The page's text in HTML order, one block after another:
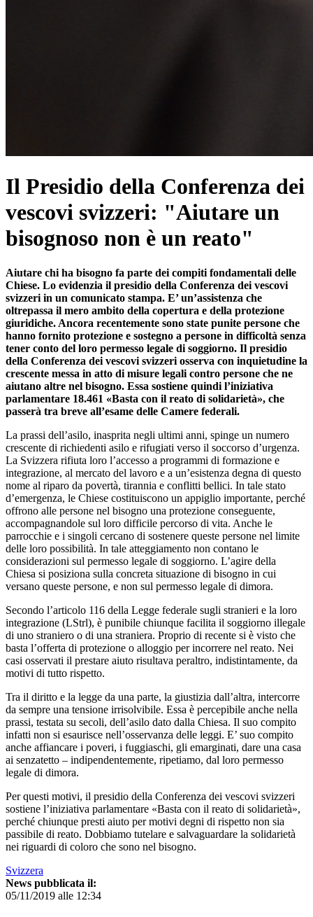
Il Presidio della Conferenza dei
vescovi svizzeri: "Aiutare un
bisognoso non è un reato"
Aiutare chi ha bisogno fa parte dei compiti fondamentali delle
Chiese. Lo evidenzia il presidio della Conferenza dei vescovi
svizzeri in un comunicato stampa. E’ un’assistenza che
oltrepassa il mero ambito della copertura e della protezione
giuridiche. Ancora recentemente sono state punite persone che
hanno fornito protezione e sostegno a persone in difficoltà senza
tener conto del loro permesso legale di soggiorno. Il presidio
della Conferenza dei vescovi svizzeri osserva con inquietudine la
crescente messa in atto di misure legali contro persone che ne
aiutano altre nel bisogno. Essa sostiene quindi l’iniziativa
parlamentare 18.461 «Basta con il reato di solidarietà», che
passerà tra breve all’esame delle Camere federali.
La prassi dell’asilo, inasprita negli ultimi anni, spinge un numero
crescente di richiedenti asilo e rifugiati verso il soccorso d’urgenza.
La Svizzera rifiuta loro l’accesso a programmi di formazione e
integrazione, al mercato del lavoro e a un’esistenza degna di questo
nome al riparo da povertà, tirannia e conflitti bellici. In tale stato
d’emergenza, le Chiese costituiscono un appiglio importante, perché
offrono alle persone nel bisogno una protezione conseguente,
accompagnandole sul loro difficile percorso di vita. Anche le
parrocchie e i singoli cercano di sostenere queste persone nel limite
delle loro possibilità. In tale atteggiamento non contano le
considerazioni sul permesso legale di soggiorno. L’agire della
Chiesa si posiziona sulla concreta situazione di bisogno in cui
versano queste persone, e non sul permesso legale di dimora.
Secondo l’articolo 116 della Legge federale sugli stranieri e la loro
integrazione (LStrl), è punibile chiunque facilita il soggiorno illegale
di uno straniero o di una straniera. Proprio di recente si è visto che
basta l’offerta di protezione o alloggio per incorrere nel reato. Nei
casi osservati il prestare aiuto risultava peraltro, indistintamente, da
motivi di tutto rispetto.
Tra il diritto e la legge da una parte, la giustizia dall’altra, intercorre
da sempre una tensione irrisolvibile. Essa è percepibile anche nella
prassi, testata su secoli, dell’asilo dato dalla Chiesa. Il suo compito
infatti non si esaurisce nell’osservanza delle leggi. E’ suo compito
anche affiancare i poveri, i fuggiaschi, gli emarginati, dare una casa
ai senzatetto – indipendentemente, ripetiamo, dal loro permesso
legale di dimora.
Per questi motivi, il presidio della Conferenza dei vescovi svizzeri
sostiene l’iniziativa parlamentare «Basta con il reato di solidarietà»,
perché chiunque presti aiuto per motivi degni di rispetto non sia
passibile di reato. Dobbiamo tutelare e salvaguardare la solidarietà
nei riguardi di coloro che sono nel bisogno.
Svizzera
News pubblicata il:
05/11/2019 alle 12:34